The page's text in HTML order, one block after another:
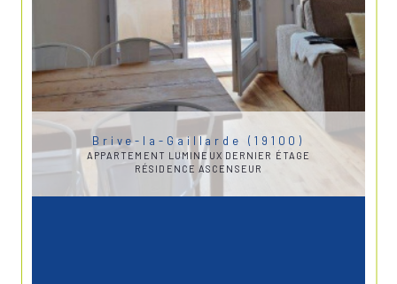
Brive-la-Gaillarde (19100)
APPARTEMENT LUMINEUX DERNIER ÉTAGE
RÉSIDENCE ASCENSEUR